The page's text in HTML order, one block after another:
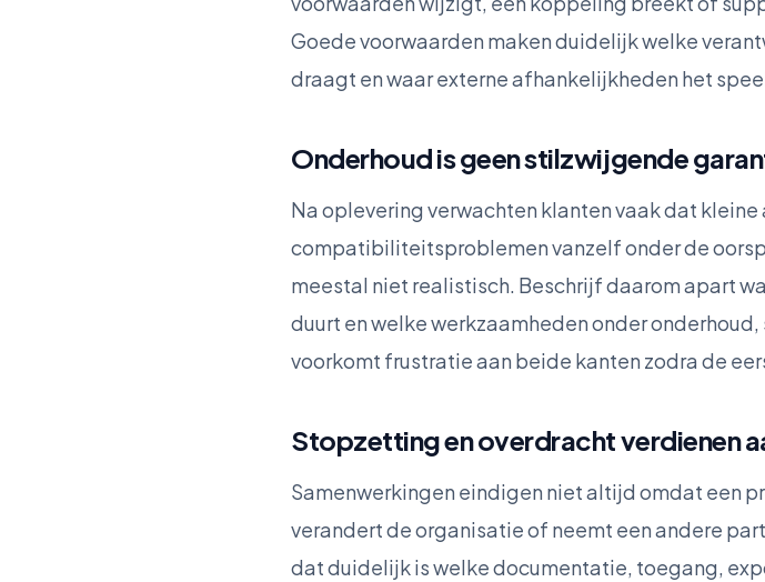
Goede voorwaarden maken duidelijk welke
draagt en waar externe afhankelijkheden het
Onderhoud is geen stilzwijgende
Na oplevering verwachten klanten vaak dat
compatibiliteitsproblemen vanzelf onder de
meestal niet realistisch. Beschrijf daarom apart
duurt en welke werkzaamheden onder
voorkomt frustratie aan beide kanten zodra de
Stopzetting en overdracht verdienen
Samenwerkingen eindigen niet altijd omdat een
verandert de organisatie of neemt een andere
dat duidelijk is welke documentatie, toegang,